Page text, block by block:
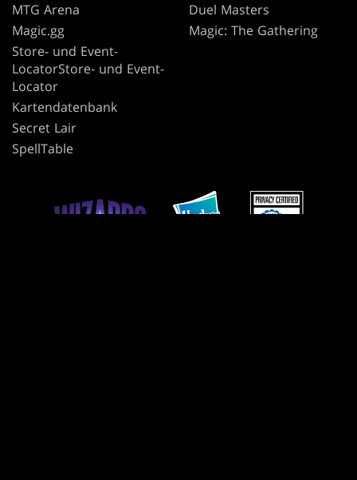
MTG Arena
Magic.gg
Store- und Event-
LocatorStore- und Event-
Locator
Kartendatenbank
Secret Lair
SpellTable
Duel Masters
Magic: The Gathering